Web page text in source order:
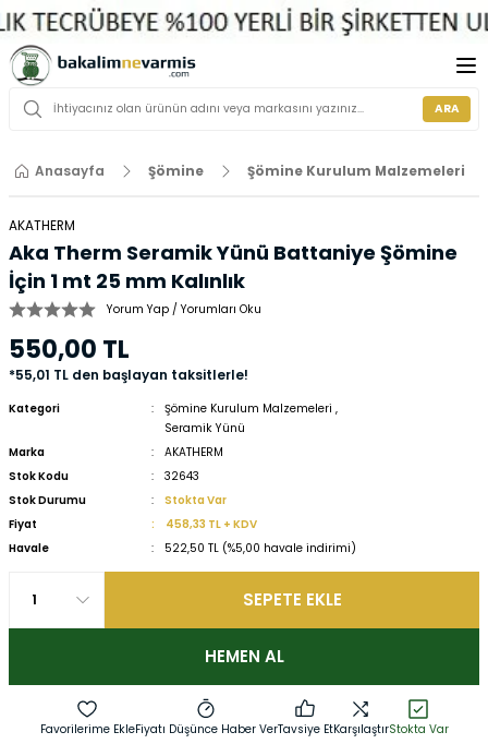
ARA
Anasayfa Şömine Şömine Kurulum Malzemeleri
AKATHERM
Aka Therm Seramik Yünü Battaniye Şömine
İçin 1 mt 25 mm Kalınlık
Yorum Yap / Yorumları Oku
550,00 TL
*55,01 TL den başlayan taksitlerle!
Kategori Şömine Kurulum Malzemeleri ,
Seramik Yünü
Marka
AKATHERM
Stok Kodu
32643
Stok Durumu
Stokta Var
Fiyat
458,33 TL + KDV
Havale
522,50 TL (%5,00 havale indirimi)
SEPETE EKLE
HEMEN AL
Fiyatı Düşünce Haber VerTavsiye EtKarşılaştırStokta Var